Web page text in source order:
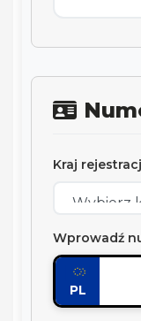
Kraj
Wprowadź
PL